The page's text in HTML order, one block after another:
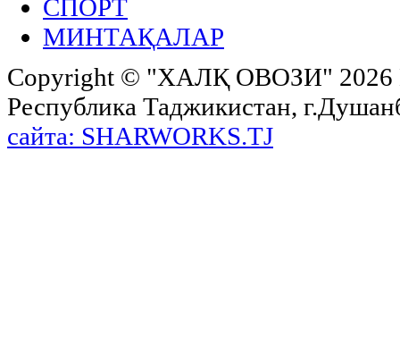
СПОРТ
МИНТАҚАЛАР
Copyright © "ХАЛҚ ОВОЗИ"
Республика Таджикистан,
сайта: SHARWORKS.TJ